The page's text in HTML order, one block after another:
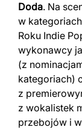
Doda. Na
w
Roku Indie
wykonawcy
(z
kategoriach)
z
z wokalistek
przebojów i